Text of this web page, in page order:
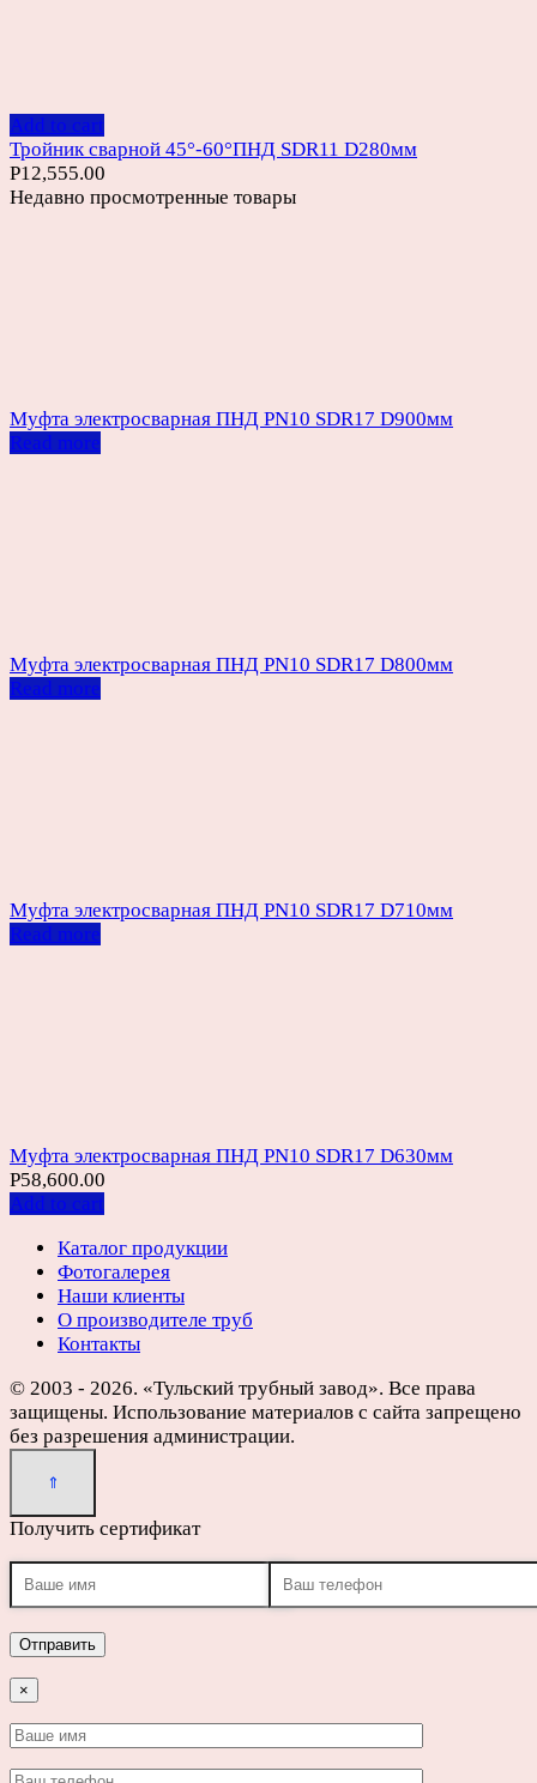
Add to cart
Тройник сварной 45°-60°ПНД SDR11 D280мм
Р12,555.00
Недавно просмотренные товары
Муфта электросварная ПНД PN10 SDR17 D900мм
Read more
Муфта электросварная ПНД PN10 SDR17 D800мм
Read more
Муфта электросварная ПНД PN10 SDR17 D710мм
Read more
Муфта электросварная ПНД PN10 SDR17 D630мм
Р58,600.00
Add to cart
Каталог продукции
Фотогалерея
Наши клиенты
О производителе труб
Контакты
© 2003 - 2026. «Тульский трубный завод». Все права
защищены. Использование материалов с сайта запрещено
без разрешения администрации.
Получить сертификат
×